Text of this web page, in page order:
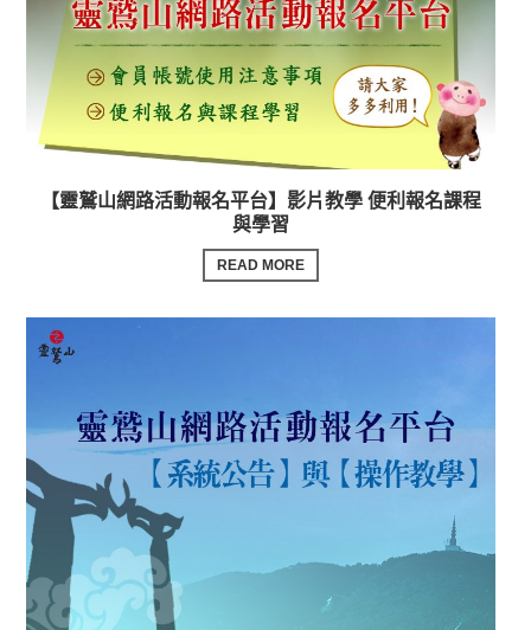
【靈鷲山網路活動報名平台】影片教學 便利報名課程
與學習
READ MORE